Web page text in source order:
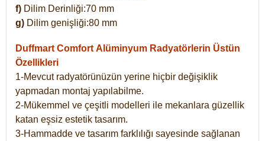
f) Dilim Derinliği:70 mm
g) Dilim genişliği:80 mm
Duffmart Comfort Alüminyum Radyatörlerin Üstün
Özellikleri
1-Mevcut radyatörünüzün yerine hiçbir değişiklik
yapmadan montaj yapılabilme.
2-Mükemmel ve çeşitli modelleri ile mekanlara güzellik
katan eşsiz estetik tasarım.
3-Hammadde ve tasarım farklılığı sayesinde sağlanan